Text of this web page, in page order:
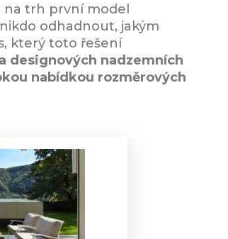
trh první model
odhadnout, jakým
který toto řešení
designových nadzemních
nabídkou rozměrových